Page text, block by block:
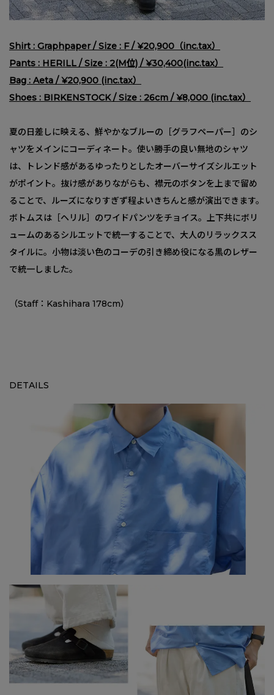
Shirt : Graphpaper / Size : F / ¥20,900（inc.tax）
Pants : HERILL / Size : 2(M位) / ¥30,400(inc.tax）
Bag : Aeta / ¥20,900 (inc.tax）
Shoes : BIRKENSTOCK / Size : 26cm / ¥8,000 (inc.tax）
夏の日差しに映える、鮮やかなブルーの［グラフペーパー］のシ
ャツをメインにコーディネート。使い勝手の良い無地のシャツ
は、トレンド感があるゆったりとしたオーバーサイズシルエット
がポイント。抜け感がありながらも、襟元のボタンを上まで留め
ることで、ルーズになりすぎず程よいきちんと感が演出できます。
ボトムスは［ヘリル］のワイドパンツをチョイス。上下共にボリ
ュームのあるシルエットで統一することで、大人のリラックスス
タイルに。小物は淡い色のコーデの引き締め役になる黒のレザー
で統一しました。
（Staff：Kashihara 178cm）
DETAILS